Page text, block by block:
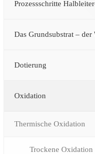
Prozessschritte
Das Grundsubstrat – der
Dotierung
Oxidation
Thermische Oxidation
Trockene Oxidation